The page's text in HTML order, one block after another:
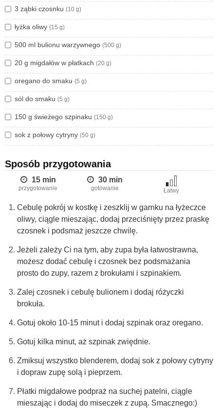
3 ząbki czosnku (10 g)
łyżka oliwy (15 g)
500 ml bulionu warzywnego (500 g)
20 g migdałów w płatkach (20 g)
oregano do smaku (5 g)
sól do smaku (5 g)
150 g świeżego szpinaku (150 g)
sok z połowy cytryny (50 g)
Sposób przygotowania
15 min
przygotowanie
30 min
gotowanie Łatwy
Cebulę pokrój w kostkę i zeszklij w garnku na łyżeczce
oliwy, ciągle mieszając, dodaj przeciśnięty przez praskę
czosnek i podsmaż jeszcze chwilę.
Jeżeli zależy Ci na tym, aby zupa była łatwostrawna,
możesz dodać cebulę i czosnek bez podsmażania
prosto do zupy, razem z brokułami i szpinakiem.
Zalej czosnek i cebulę bulionem i dodaj różyczki
brokuła.
Gotuj około 10-15 minut i dodaj szpinak oraz oregano.
Gotuj kilka minut, aż szpinak zwiędnie.
Zmiksuj wszystko blenderem, dodaj sok z połowy cytryny
i dopraw zupę solą i pieprzem.
Płatki migdałowe podpraż na suchej patelni, ciągle
mieszając i dodaj do miseczek z zupą. Smacznego:)